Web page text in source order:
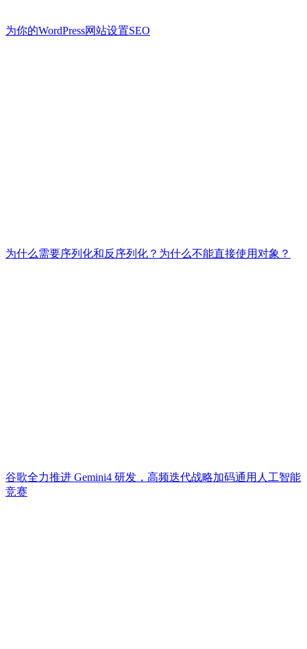
为你的WordPress网站设置SEO
为什么需要序列化和反序列化？为什么不能直接使用对象？
谷歌全力推进 Gemini4 研发，高频迭代战略加码通用人工智能
竞赛